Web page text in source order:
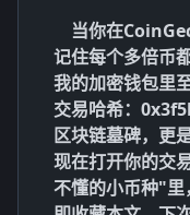
当你在
记住每个多倍币
我的加密钱包里
交易哈希：
区块链墓碑，更
现在打开你的交
不懂的小币种"